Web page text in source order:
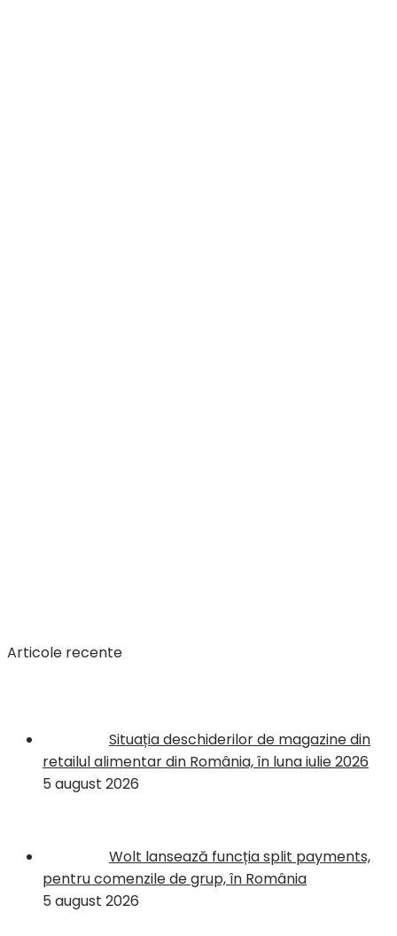
Articole recente
Situația deschiderilor de magazine din
retailul alimentar din România, în luna iulie 2026
5 august 2026
Wolt lansează funcția split payments,
pentru comenzile de grup, în România
5 august 2026